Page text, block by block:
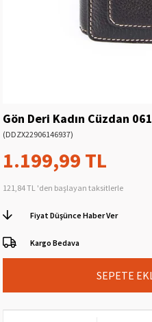
Gön Deri Kadın Cüzdan
(DDZX22906146937)
1.199,99 TL
121,84 TL 'den başlayan taksitlerle
Fiyat Düşünce Haber Ver
Kargo Bedava